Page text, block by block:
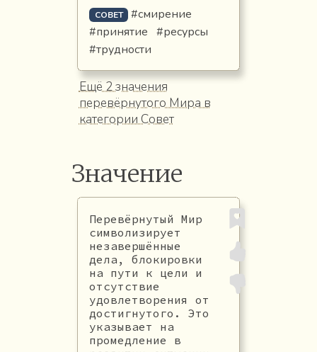
СОВЕТ
#смирение
#принятие #ресурсы
#трудности
Ещё 2 значения
перевёрнутого Мира в
категории Совет
Значение
Перевёрнутый Мир
символизирует
незавершённые
дела, блокировки
на пути к цели и
отсутствие
удовлетворения от
достигнутого. Это
указывает на
промедление в